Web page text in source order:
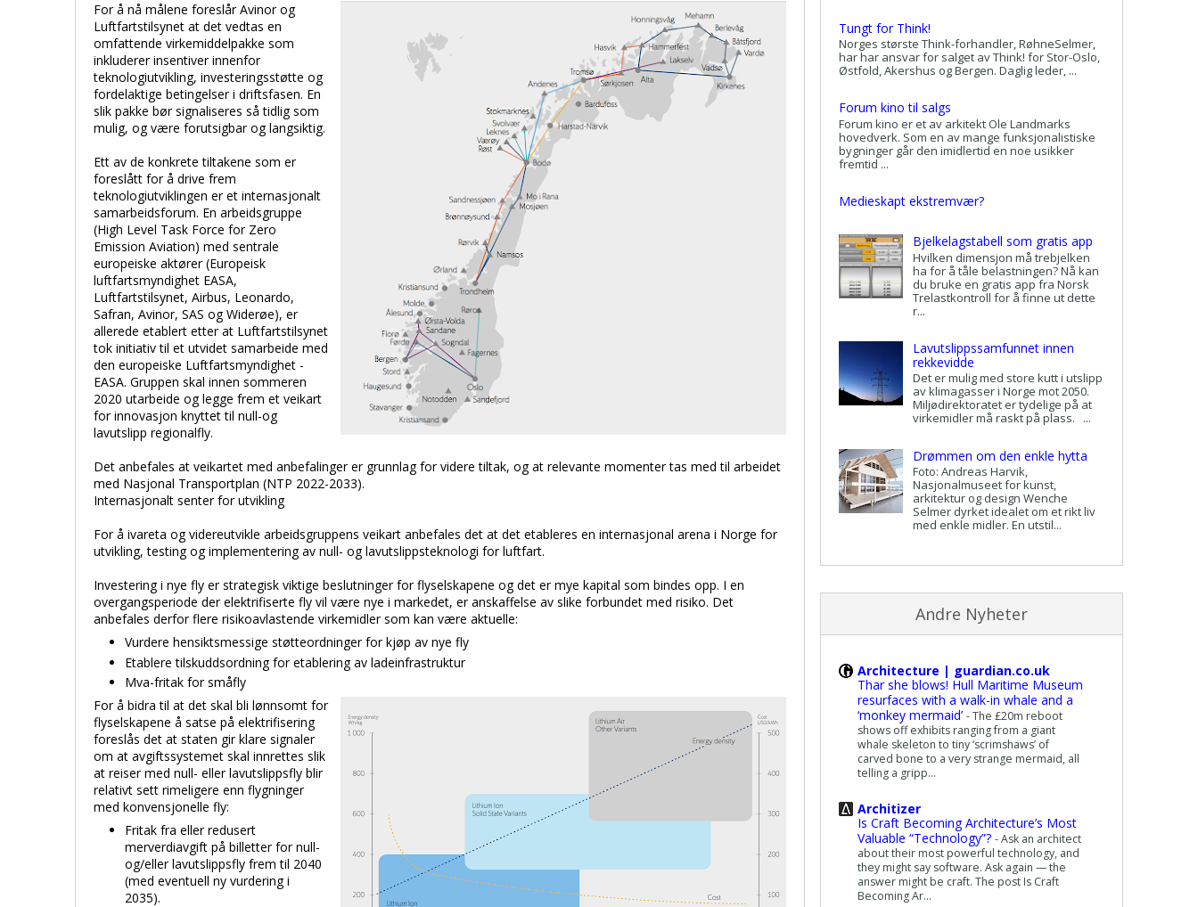
For å nå målene foreslår Avinor og
Luftfartstilsynet at det vedtas en
omfattende virkemiddelpakke som
inkluderer insentiver innenfor
teknologiutvikling, investeringsstøtte og
fordelaktige betingelser i driftsfasen. En
slik pakke bør signaliseres så tidlig som
mulig, og være forutsigbar og langsiktig.
Ett av de konkrete tiltakene som er
foreslått for å drive frem
teknologiutviklingen er et internasjonalt
samarbeidsforum. En arbeidsgruppe
(High Level Task Force for Zero
Emission Aviation) med sentrale
europeiske aktører (Europeisk
luftfartsmyndighet EASA,
Luftfartstilsynet, Airbus, Leonardo,
Safran, Avinor, SAS og Widerøe), er
allerede etablert etter at Luftfartstilsynet
tok initiativ til et utvidet samarbeide med
den europeiske Luftfartsmyndighet -
EASA. Gruppen skal innen sommeren
2020 utarbeide og legge frem et veikart
for innovasjon knyttet til null-og
lavutslipp regionalfly.
Det anbefales at veikartet med anbefalinger er grunnlag for videre tiltak, og at relevante momenter tas med til arbeidet
med Nasjonal Transportplan (NTP 2022-2033).
Internasjonalt senter for utvikling
For å ivareta og videreutvikle arbeidsgruppens veikart anbefales det at det etableres en internasjonal arena i Norge for
utvikling, testing og implementering av null- og lavutslippsteknologi for luftfart.
Investering i nye fly er strategisk viktige beslutninger for flyselskapene og det er mye kapital som bindes opp. I en
overgangsperiode der elektrifiserte fly vil være nye i markedet, er anskaffelse av slike forbundet med risiko. Det
anbefales derfor flere risikoavlastende virkemidler som kan være aktuelle:
Vurdere hensiktsmessige støtteordninger for kjøp av nye fly
Etablere tilskuddsordning for etablering av ladeinfrastruktur
Mva-fritak for småfly
For å bidra til at det skal bli lønnsomt for
flyselskapene å satse på elektrifisering
foreslås det at staten gir klare signaler
om at avgiftssystemet skal innrettes slik
at reiser med null- eller lavutslippsfly blir
relativt sett rimeligere enn flygninger
med konvensjonelle fly:
Fritak fra eller redusert
merverdiavgift på billetter for null-
og/eller lavutslippsfly frem til 2040
(med eventuell ny vurdering i
2035).
Tungt for Think!
Norges største Think-forhandler, RøhneSelmer,
har har ansvar for salget av Think! for Stor-Oslo,
Østfold, Akershus og Bergen. Daglig leder, ...
Forum kino til salgs
Forum kino er et av arkitekt Ole Landmarks
hovedverk. Som en av mange funksjonalistiske
bygninger går den imidlertid en noe usikker
fremtid ...
Medieskapt ekstremvær?
Bjelkelagstabell som gratis app
Hvilken dimensjon må trebjelken
ha for å tåle belastningen? Nå kan
du bruke en gratis app fra Norsk
Trelastkontroll for å finne ut dette
r...
Lavutslippssamfunnet innen
rekkevidde
Det er mulig med store kutt i utslipp
av klimagasser i Norge mot 2050.
Miljødirektoratet er tydelige på at
virkemidler må raskt på plass. ...
Drømmen om den enkle hytta
Foto: Andreas Harvik,
Nasjonalmuseet for kunst,
arkitektur og design Wenche
Selmer dyrket idealet om et rikt liv
med enkle midler. En utstil...
Andre Nyheter
Architecture | guardian.co.uk
Thar she blows! Hull Maritime Museum
resurfaces with a walk-in whale and a
‘monkey mermaid’ -The £20m reboot
shows off exhibits ranging from a giant
whale skeleton to tiny ‘scrimshaws’ of
carved bone to a very strange mermaid, all
telling a gripp...
Architizer
Is Craft Becoming Architecture’s Most
Valuable “Technology”? -Ask an architect
about their most powerful technology, and
they might say software. Ask again — the
answer might be craft. The post Is Craft
Becoming Ar...